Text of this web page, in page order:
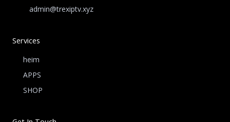
admin@trexiptv.xyz
Services
heim
APPS
SHOP